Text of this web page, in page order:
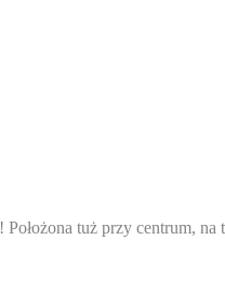
tuż przy centrum, na